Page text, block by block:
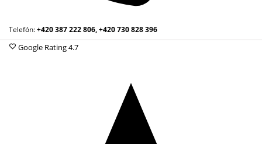
Telefón:+420 387 222 806, +420 730 828 396
Google Rating4.7